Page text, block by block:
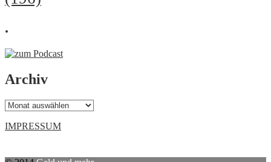
.
Archiv
Archiv
IMPRESSUM